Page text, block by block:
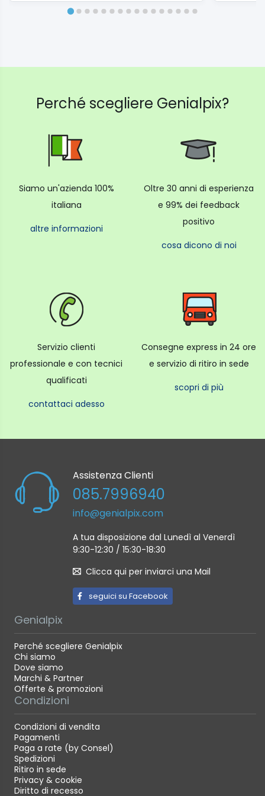
Perché scegliere Genialpix?
Siamo un'azienda 100%
italiana
altre informazioni
Oltre 30 anni di esperienza
e 99% dei feedback
positivo
cosa dicono di noi
Servizio clienti
professionale e con tecnici
qualificati
contattaci adesso
Consegne express in 24 ore
e servizio di ritiro in sede
scopri di più
Assistenza Clienti
085.7996940
info@genialpix.com
A tua disposizione dal Lunedì al Venerdì
9:30-12:30 / 15:30-18:30
Clicca qui per inviarci una Mail
seguici su Facebook
Genialpix
Perché scegliere Genialpix
Chi siamo
Dove siamo
Marchi & Partner
Offerte & promozioni
Condizioni
Condizioni di vendita
Pagamenti
Paga a rate (by Consel)
Spedizioni
Ritiro in sede
Privacy & cookie
Diritto di recesso